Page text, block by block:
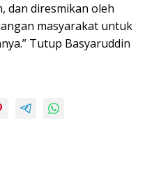
dan diresmikan oleh
masyarakat untuk
Tutup Basyaruddin